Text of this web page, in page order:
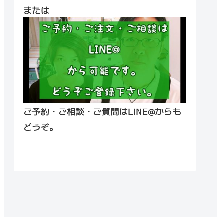
または
ご予約・ご相談・ご質問はLINE@からも
どうぞ。